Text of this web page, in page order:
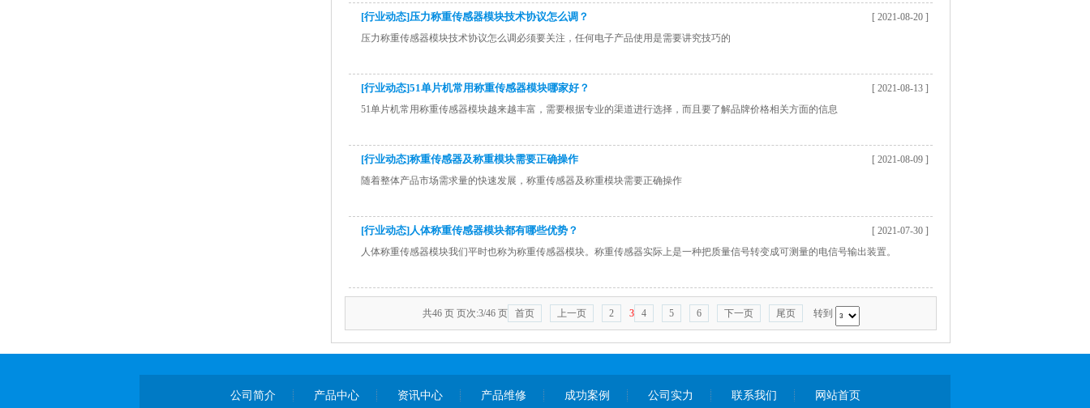
[行业动态]压力称重传感器模块技术协议怎么调？
[ 2021-08-20 ]
压力称重传感器模块技术协议​怎么调必须要关注，任何电子产品使用是需要讲究技巧的
[行业动态]51单片机常用称重传感器模块哪家好？
[ 2021-08-13 ]
51单片机常用称重传感器模块​越来越丰富，需要根据专业的渠道进行选择，而且要了解品牌价格相关方面的信息
[行业动态]称重传感器及称重模块需要正确操作
[ 2021-08-09 ]
随着整体产品市场需求量的快速发展，称重传感器及称重模块​需要正确操作
[行业动态]人体称重传感器模块都有哪些优势？
[ 2021-07-30 ]
人体称重传感器模块我们平时也称为称重传感器模块。称重传感器实际上是一种把质量信号转变成可测量的电信号输出装置。
共46 页 页次:3/46 页 首页 上一页 2 3 4 5 6 下一页 尾页 转到
公司简介 产品中心 资讯中心 产品维修 成功案例 公司实力 联系我们 网站首页